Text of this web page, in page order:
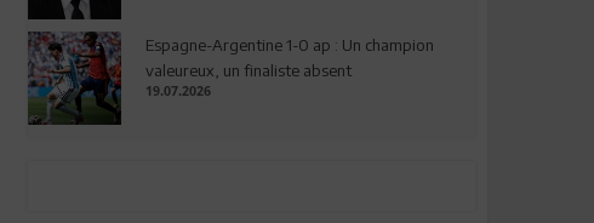
Espagne-Argentine 1-0 ap : Un champion
valeureux, un finaliste absent
19.07.2026